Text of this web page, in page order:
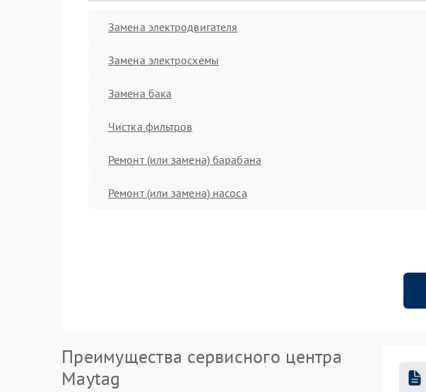
Замена электродвигателя
Замена электросхемы
Замена бака
Чистка фильтров
Ремонт (или замена) барабана
Ремонт (или замена) насоса
Преимущества сервисного центра
Maytag